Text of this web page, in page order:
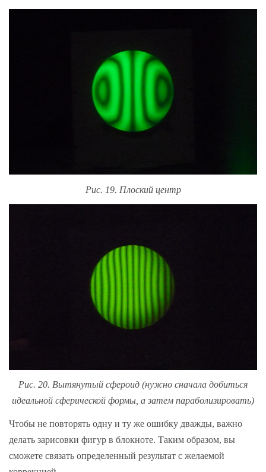
Рис. 19. Плоский центр
Рис. 20. Вытянутый сфероид (нужно сначала добиться
идеальной сферической формы, а затем параболизировать)
Чтобы не повторять одну и ту же ошибку дважды, важно
делать зарисовки фигур в блокноте. Таким образом, вы
сможете связать определенный результат с желаемой